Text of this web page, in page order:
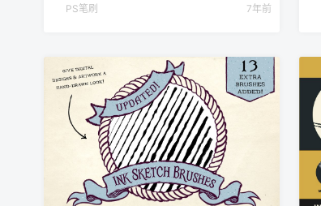
PS笔刷 7年前